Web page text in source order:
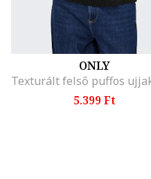
ONLY
5.399 Ft